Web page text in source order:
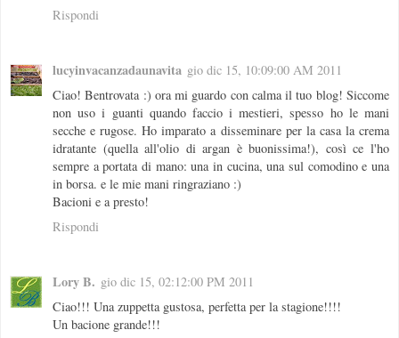
Rispondi
lucyinvacanzadaunavita gio dic 15, 10:09:00 AM 2011
Ciao! Bentrovata :) ora mi guardo con calma il tuo blog! Siccome
non uso i guanti quando faccio i mestieri, spesso ho le mani
secche e rugose. Ho imparato a disseminare per la casa la crema
idratante (quella all'olio di argan è buonissima!), così ce l'ho
sempre a portata di mano: una in cucina, una sul comodino e una
in borsa. e le mie mani ringraziano :)
Bacioni e a presto!
Rispondi
Lory B. gio dic 15, 02:12:00 PM 2011
Ciao!!! Una zuppetta gustosa, perfetta per la stagione!!!!
Un bacione grande!!!